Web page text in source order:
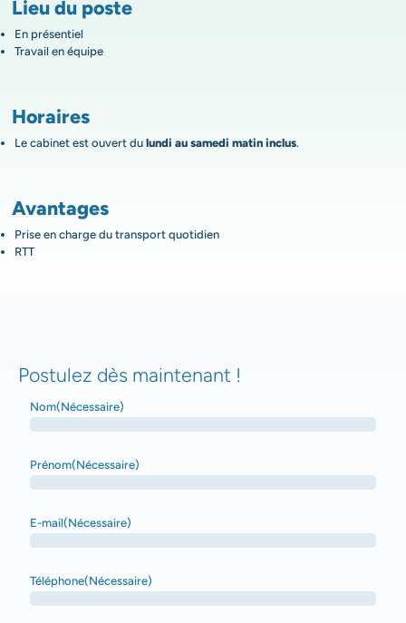
Lieu du poste
En présentiel
Travail en équipe
Horaires
Le cabinet est ouvert dulundi au samedi matin inclus.
Avantages
Prise en charge du transport quotidien
RTT
Postulez dès maintenant !
Nom(Nécessaire)
Prénom(Nécessaire)
E-mail(Nécessaire)
Téléphone(Nécessaire)